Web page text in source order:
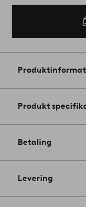
Produkt
Betaling
Levering